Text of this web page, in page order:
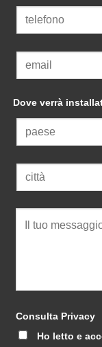
Dove verrà
Consulta Privacy
Ho letto e